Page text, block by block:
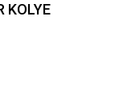
KOLYE